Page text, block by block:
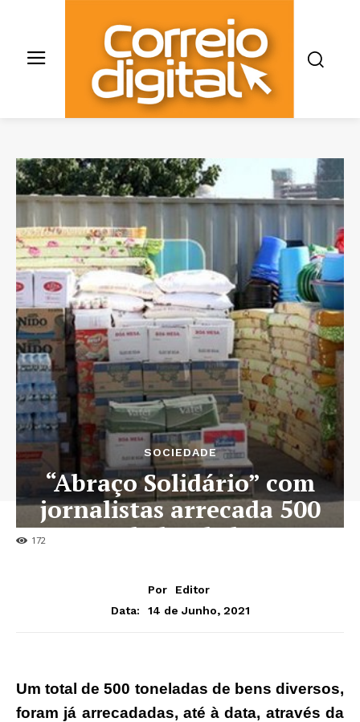
172
SOCIEDADE
“Abraço Solidário” com
jornalistas arrecada 500
toneladas de bens
Por
Editor
Data:
14 de Junho, 2021
Um total de 500 toneladas de bens diversos,
foram já arrecadadas, até à data, através da